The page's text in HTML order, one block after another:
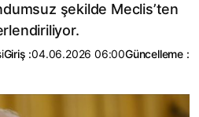
şekilde Meclis’ten
Giriş :04.06.2026 06:00Güncelleme :